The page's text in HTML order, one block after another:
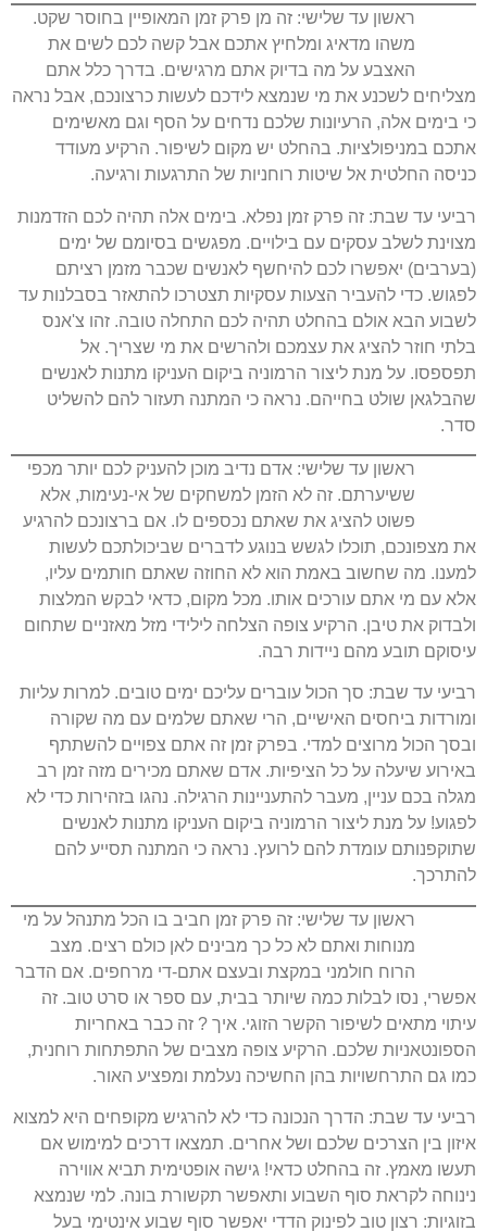
ראשון עד שלישי: זה מן פרק זמן המאופיין בחוסר שקט.
משהו מדאיג ומלחיץ אתכם אבל קשה לכם לשים את
האצבע על מה בדיוק אתם מרגישים. בדרך כלל אתם
מצליחים לשכנע את מי שנמצא לידכם לעשות כרצונכם, אבל נראה
כי בימים אלה, הרעיונות שלכם נדחים על הסף וגם מאשימים
אתכם במניפולציות. בהחלט יש מקום לשיפור. הרקיע מעודד
כניסה החלטית אל שיטות רוחניות של התרגעות ורגיעה.
רביעי עד שבת: זה פרק זמן נפלא. בימים אלה תהיה לכם הזדמנות
מצוינת לשלב עסקים עם בילויים. מפגשים בסיומם של ימים
(בערבים) יאפשרו לכם להיחשף לאנשים שכבר מזמן רציתם
לפגוש. כדי להעביר הצעות עסקיות תצטרכו להתאזר בסבלנות עד
לשבוע הבא אולם בהחלט תהיה לכם התחלה טובה. זהו צ'אנס
בלתי חוזר להציג את עצמכם ולהרשים את מי שצריך. אל
תפספסו. על מנת ליצור הרמוניה ביקום העניקו מתנות לאנשים
שהבלגאן שולט בחייהם. נראה כי המתנה תעזור להם להשליט
סדר.
ראשון עד שלישי: אדם נדיב מוכן להעניק לכם יותר מכפי
ששיערתם. זה לא הזמן למשחקים של אי-נעימות, אלא
פשוט להציג את שאתם נכספים לו. אם ברצונכם להרגיע
את מצפונכם, תוכלו לגשש בנוגע לדברים שביכולתכם לעשות
למענו. מה שחשוב באמת הוא לא החוזה שאתם חותמים עליו,
אלא עם מי אתם עורכים אותו. מכל מקום, כדאי לבקש המלצות
ולבדוק את טיבן. הרקיע צופה הצלחה לילידי מזל מאזניים שתחום
עיסוקם תובע מהם ניידות רבה.
רביעי עד שבת: סך הכול עוברים עליכם ימים טובים. למרות עליות
ומורדות ביחסים האישיים, הרי שאתם שלמים עם מה שקורה
ובסך הכול מרוצים למדי. בפרק זמן זה אתם צפויים להשתתף
באירוע שיעלה על כל הציפיות. אדם שאתם מכירים מזה זמן רב
מגלה בכם עניין, מעבר להתעניינות הרגילה. נהגו בזהירות כדי לא
לפגוע! על מנת ליצור הרמוניה ביקום העניקו מתנות לאנשים
שתוקפנותם עומדת להם לרועץ. נראה כי המתנה תסייע להם
להתרכך.
ראשון עד שלישי: זה פרק זמן חביב בו הכל מתנהל על מי
מנוחות ואתם לא כל כך מבינים לאן כולם רצים. מצב
הרוח חולמני במקצת ובעצם אתם-די מרחפים. אם הדבר
אפשרי, נסו לבלות כמה שיותר בבית, עם ספר או סרט טוב. זה
עיתוי מתאים לשיפור הקשר הזוגי. איך ? זה כבר באחריות
הספונטאניות שלכם. הרקיע צופה מצבים של התפתחות רוחנית,
כמו גם התרחשויות בהן החשיכה נעלמת ומפציע האור.
רביעי עד שבת: הדרך הנכונה כדי לא להרגיש מקופחים היא למצוא
איזון בין הצרכים שלכם ושל אחרים. תמצאו דרכים למימוש אם
תעשו מאמץ. זה בהחלט כדאי! גישה אופטימית תביא אווירה
נינוחה לקראת סוף השבוע ותאפשר תקשורת בונה. למי שנמצא
בזוגיות: רצון טוב לפינוק הדדי יאפשר סוף שבוע אינטימי בעל